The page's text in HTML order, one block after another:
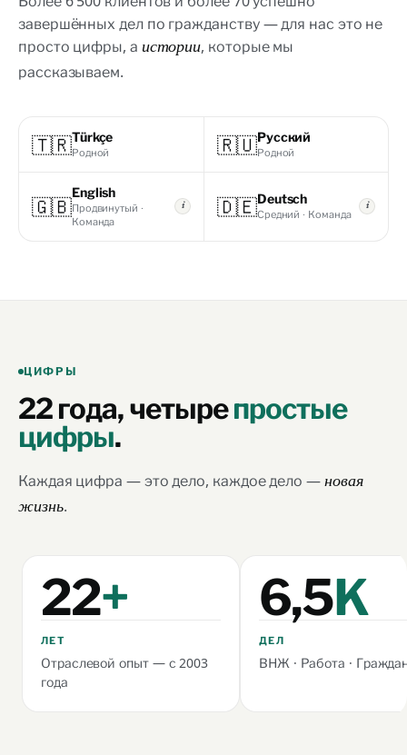
завершённых дел по гражданству — для нас это не
просто цифры, а истории, которые мы
рассказываем.
🇹🇷Türkçe
Родной 🇷🇺Русский
Родной
🇬🇧
English
Продвинутый ·
Команда
i 🇩🇪Deutsch
Средний · Команда
i
ЦИФРЫ
22 года,четырепростые
цифры.
Каждая цифра — это дело, каждое дело — новая
жизнь.
22+
ЛЕТ
Отраслевой опыт — с 2003
года
6,5K
ДЕЛ
ВНЖ · Работа ·